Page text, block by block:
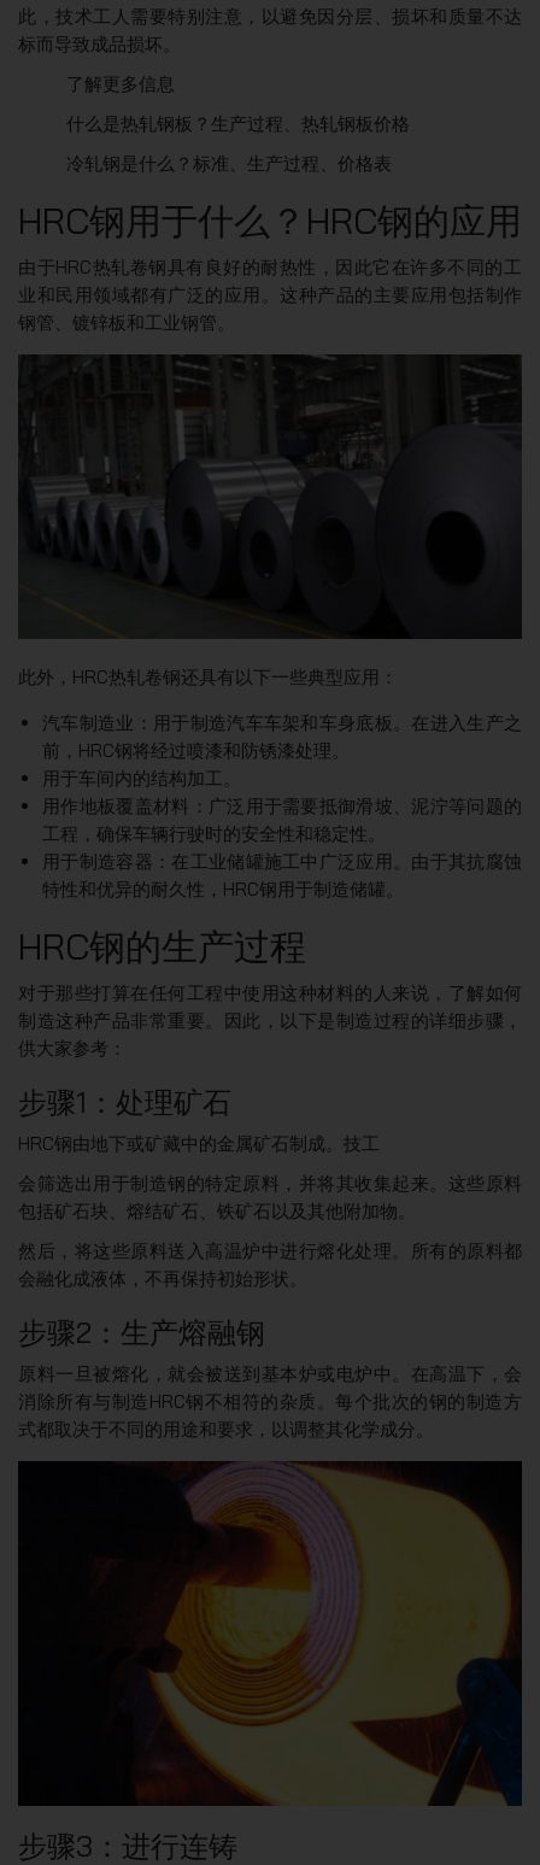
此，技术工人需要特别注意，以避免因分层、损坏和质量不达
标而导致成品损坏。
了解更多信息
什么是热轧钢板？生产过程、热轧钢板价格
冷轧钢是什么？标准、生产过程、价格表
HRC钢用于什么？HRC钢的应用
由于HRC热轧卷钢具有良好的耐热性，因此它在许多不同的工
业和民用领域都有广泛的应用。这种产品的主要应用包括制作
钢管、镀锌板和工业钢管。
此外，HRC热轧卷钢还具有以下一些典型应用：
汽车制造业：用于制造汽车车架和车身底板。在进入生产之
前，HRC钢将经过喷漆和防锈漆处理。
用于车间内的结构加工。
用作地板覆盖材料：广泛用于需要抵御滑坡、泥泞等问题的
工程，确保车辆行驶时的安全性和稳定性。
用于制造容器：在工业储罐施工中广泛应用。由于其抗腐蚀
特性和优异的耐久性，HRC钢用于制造储罐。
HRC钢的生产过程
对于那些打算在任何工程中使用这种材料的人来说，了解如何
制造这种产品非常重要。因此，以下是制造过程的详细步骤，
供大家参考：
步骤1：处理矿石
HRC钢由地下或矿藏中的金属矿石制成。技工
会筛选出用于制造钢的特定原料，并将其收集起来。这些原料
包括矿石块、熔结矿石、铁矿石以及其他附加物。
然后，将这些原料送入高温炉中进行熔化处理。所有的原料都
会融化成液体，不再保持初始形状。
步骤2：生产熔融钢
原料一旦被熔化，就会被送到基本炉或电炉中。在高温下，会
消除所有与制造HRC钢不相符的杂质。每个批次的钢的制造方
式都取决于不同的用途和要求，以调整其化学成分。
步骤3：进行连铸